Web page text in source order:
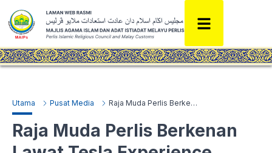
Utama Pusat Media Raja Muda Perlis Berkenan Lawat Tesla Experience Centre
Raja Muda Perlis Berkenan